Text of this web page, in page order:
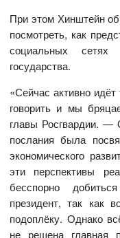
При этом Хинштейн
посмотреть, как
социальных сетях
государства.
«Сейчас активно
говорить и мы
главы Росгвардии. —
послания была
экономического
эти перспективы
бесспорно
президент, так как
подоплёку. Однако
не решена главная